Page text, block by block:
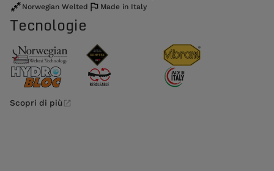
Norwegian Welted
Made in Italy
Tecnologie
Scopri di più